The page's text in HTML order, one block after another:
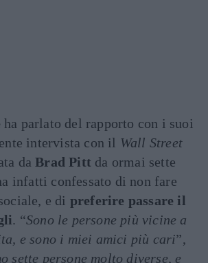
ha parlato del rapporto con i suoi
intervista con il Wall Street
daBrad Pitt da ormai sette
infatti confessato di non fare
e di preferire passare il
. “Sono le persone più vicine a
e sono i miei amici più cari”,
sette persone molto diverse, e